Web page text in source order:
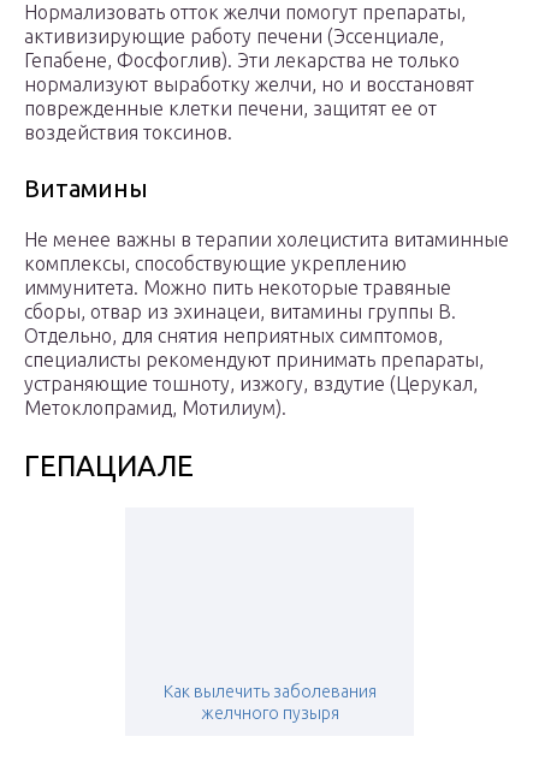
Нормализовать отток желчи помогут препараты,
активизирующие работу печени (Эссенциале,
Гепабене, Фосфоглив). Эти лекарства не только
нормализуют выработку желчи, но и восстановят
поврежденные клетки печени, защитят ее от
воздействия токсинов.
Витамины
Не менее важны в терапии холецистита витаминные
комплексы, способствующие укреплению
иммунитета. Можно пить некоторые травяные
сборы, отвар из эхинацеи, витамины группы В.
Отдельно, для снятия неприятных симптомов,
специалисты рекомендуют принимать препараты,
устраняющие тошноту, изжогу, вздутие (Церукал,
Метоклопрамид, Мотилиум).
ГЕПАЦИАЛЕ
Как вылечить заболевания
желчного пузыря